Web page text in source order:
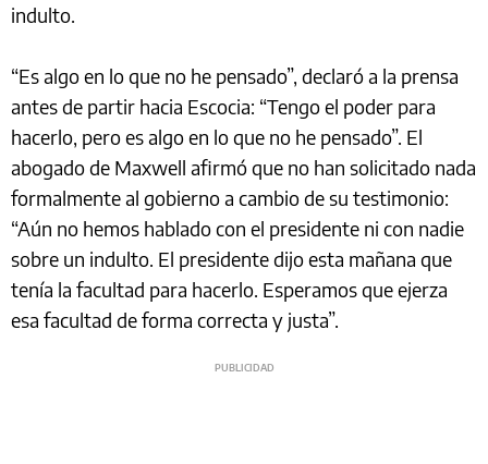
indulto.
“Es algo en lo que no he pensado”, declaró a la prensa
antes de partir hacia Escocia: “Tengo el poder para
hacerlo, pero es algo en lo que no he pensado”. El
abogado de Maxwell afirmó que no han solicitado nada
formalmente al gobierno a cambio de su testimonio:
“Aún no hemos hablado con el presidente ni con nadie
sobre un indulto. El presidente dijo esta mañana que
tenía la facultad para hacerlo. Esperamos que ejerza
esa facultad de forma correcta y justa”.